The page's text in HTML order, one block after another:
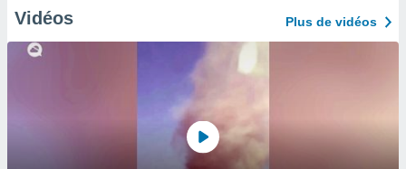
Vidéos Plus de vidéos